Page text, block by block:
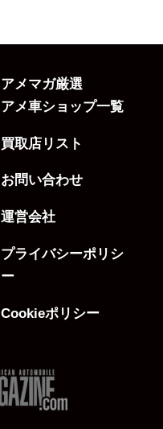
アメマガ厳選
アメ車ショップ一覧
買取店リスト
お問い合わせ
運営会社
プライバシーポリシ
ー
Cookieポリシー